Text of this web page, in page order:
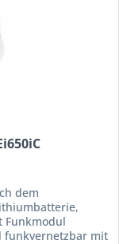
dem
Funkmodul
funkvernetzbar mit